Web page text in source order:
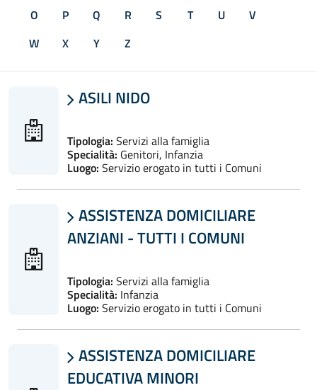
O
P Q R S T U
V
W
X Y Z
 ASILI NIDO
Tipologia: Servizi alla famiglia
Specialità: Genitori, Infanzia
Luogo: Servizio erogato in tutti i Comuni
 ASSISTENZA DOMICILIARE
ANZIANI - TUTTI I COMUNI
Tipologia: Servizi alla famiglia
Specialità: Infanzia
Luogo: Servizio erogato in tutti i Comuni
 ASSISTENZA DOMICILIARE
EDUCATIVA MINORI